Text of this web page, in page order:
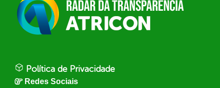
Política de Privacidade
Redes Sociais